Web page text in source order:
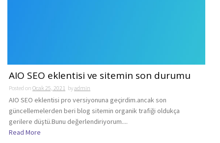
AIO SEO eklentisi ve sitemin son durumu
Posted on Ocak 25, 2021 byadmin
AIO SEO eklentisi pro versiyonuna geçirdim.ancak son
güncellemelerden beri blog sitemin organik trafiği oldukça
gerilere düştü.Bunu değerlendiriyorum....
Read More